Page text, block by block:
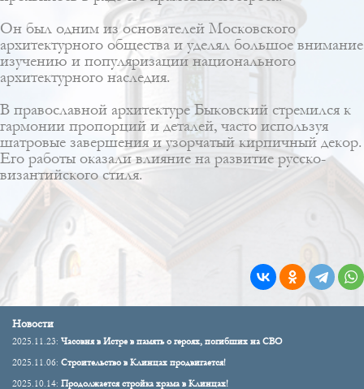
Он был одним из основателей Московского
архитектурного общества и уделял большое внимание
изучению и популяризации национального
архитектурного наследия.
В православной архитектуре Быковский стремился к
гармонии пропорций и деталей, часто используя
шатровые завершения и узорчатый кирпичный декор.
Его работы оказали влияние на развитие русско-
византийского стиля.
Новости
2025.11.23: Часовня в Истре в память о героях, погибших на СВО
2025.11.06: Строительство в Клинцах продвигается!
2025.10.14: Продолжается стройка храма в Клинцах!